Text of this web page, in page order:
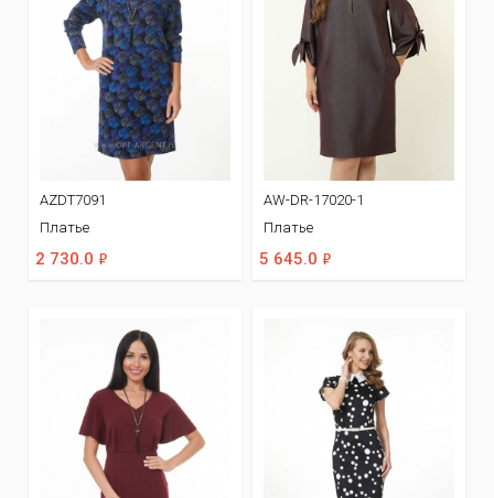
AZDT7091
Платье
2 730.0 ф
AW-DR-17020-1
Платье
5 645.0 ф